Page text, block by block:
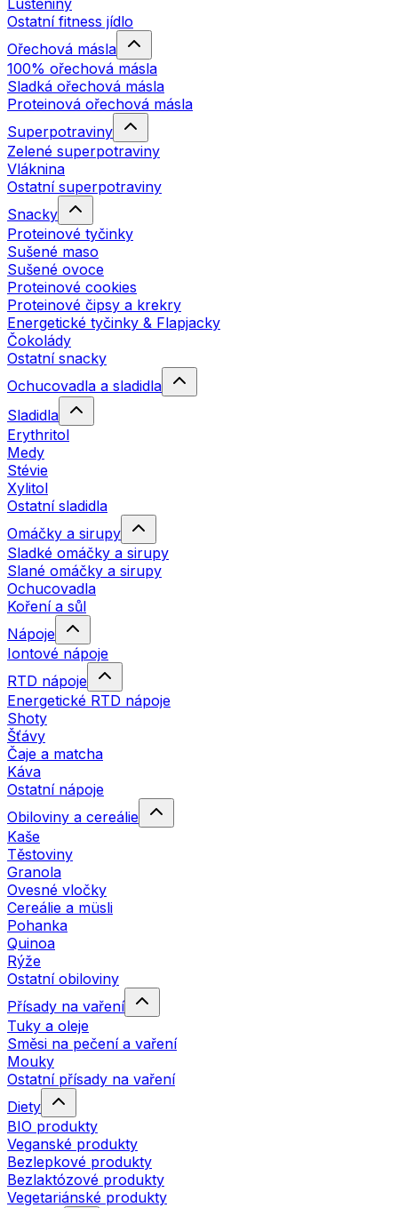
Luštěniny
Ostatní fitness jídlo
Ořechová másla
100% ořechová másla
Sladká ořechová másla
Proteinová ořechová másla
Superpotraviny
Zelené superpotraviny
Vláknina
Ostatní superpotraviny
Snacky
Proteinové tyčinky
Sušené maso
Sušené ovoce
Proteinové cookies
Proteinové čipsy a krekry
Energetické tyčinky & Flapjacky
Čokolády
Ostatní snacky
Ochucovadla a sladidla
Sladidla
Erythritol
Medy
Stévie
Xylitol
Ostatní sladidla
Omáčky a sirupy
Sladké omáčky a sirupy
Slané omáčky a sirupy
Ochucovadla
Koření a sůl
Nápoje
Iontové nápoje
RTD nápoje
Energetické RTD nápoje
Shoty
Šťávy
Čaje a matcha
Káva
Ostatní nápoje
Obiloviny a cereálie
Kaše
Těstoviny
Granola
Ovesné vločky
Cereálie a müsli
Pohanka
Quinoa
Rýže
Ostatní obiloviny
Přísady na vaření
Tuky a oleje
Směsi na pečení a vaření
Mouky
Ostatní přísady na vaření
Diety
BIO produkty
Veganské produkty
Bezlepkové produkty
Bezlaktózové produkty
Vegetariánské produkty